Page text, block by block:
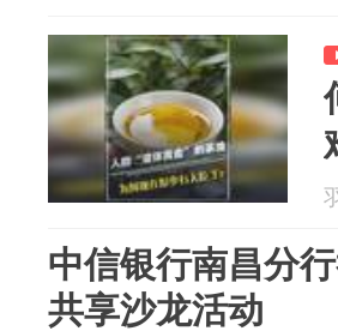
中信银行南昌分
共享沙龙活动